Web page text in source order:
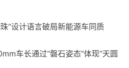
”设计语言破局新能源车同质
车长通过“磐石姿态”体现“天圆